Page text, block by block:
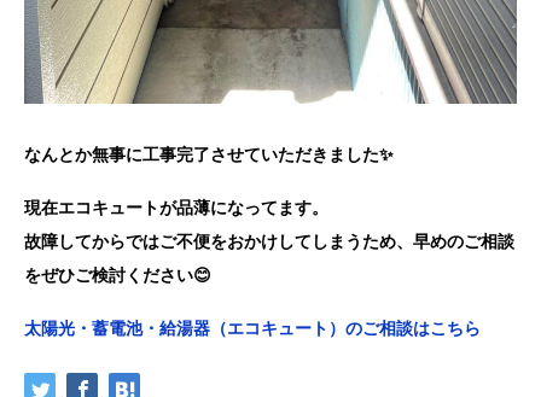
なんとか無事に工事完了させていただきました✨
現在エコキュートが品薄になってます。
故障してからではご不便をおかけしてしまうため、早めのご相談
をぜひご検討ください😊
太陽光・蓄電池・給湯器（エコキュート）のご相談はこちら